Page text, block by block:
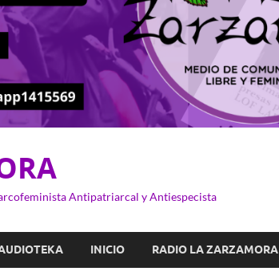
Antipatriarcal y Antiespecista
INICIO RADIO LA ZARZAMORA